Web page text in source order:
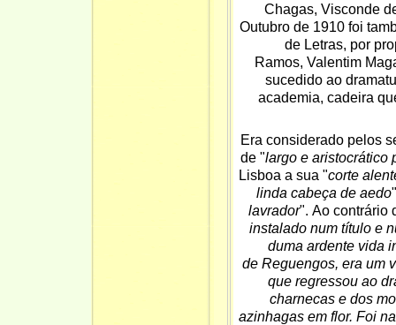
Chagas, Visconde
Outubro de 1910 foi
de Letras, por
Ramos, Valentim
sucedido ao
academia, cadeira
Era considerado pelos
de "largo e aristocrático
Lisboa a sua "corte
linda cabeça de aedo
lavrador". Ao contrário
instalado num título e
duma ardente vida
de Reguengos, era um
que regressou ao
charnecas e dos
azinhagas em flor. Foi